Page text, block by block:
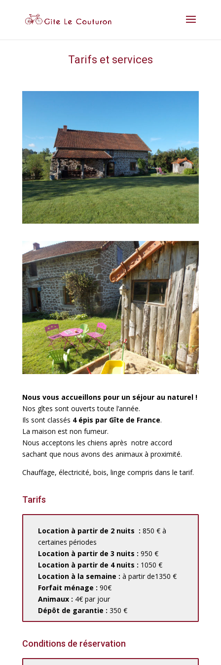
Tarifs et services
Nous vous accueillons pour un séjour au naturel !
Nos gîtes sont ouverts toute l’année.
Ils sont classés 4 épis par Gîte de France.
La maison est non fumeur.
Nous acceptons les chiens après notre accord
sachant que nous avons des animaux à proximité.
Chauffage, électricité, bois, linge compris dans le tarif.
Tarifs
Location à partir de 2 nuits : 850 € à
certaines périodes
Location à partir de 3 nuits : 950 €
Location à partir de 4 nuits : 1050 €
Location à la semaine : à partir de1350 €
Forfait ménage : 90€
Animaux : 4€ par jour
Dépôt de garantie : 350 €
Conditions de réservation